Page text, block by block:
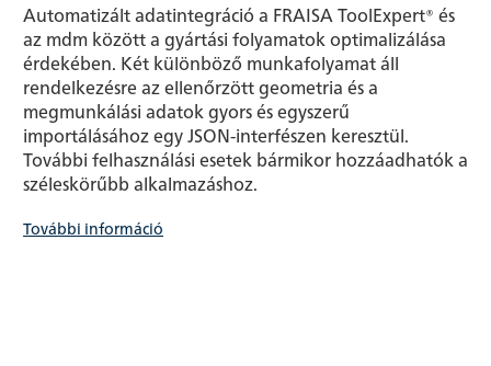
Automatizált adatintegráció a FRAISA ToolExpert® és
az mdm között a gyártási folyamatok optimalizálása
érdekében. Két különböző munkafolyamat áll
rendelkezésre az ellenőrzött geometria és a
megmunkálási adatok gyors és egyszerű
importálásához egy JSON-interfészen keresztül.
További felhasználási esetek bármikor hozzáadhatók a
széleskörűbb alkalmazáshoz.
További információ